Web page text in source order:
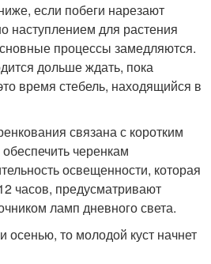
если побеги нарезают
наступлением для растения
процессы замедляются.
дольше ждать, пока
время стебель, находящийся в
связана с коротким
черенкам
освещенности, которая
часов, предусматривают
ламп дневного света.
осенью, то молодой куст начнет